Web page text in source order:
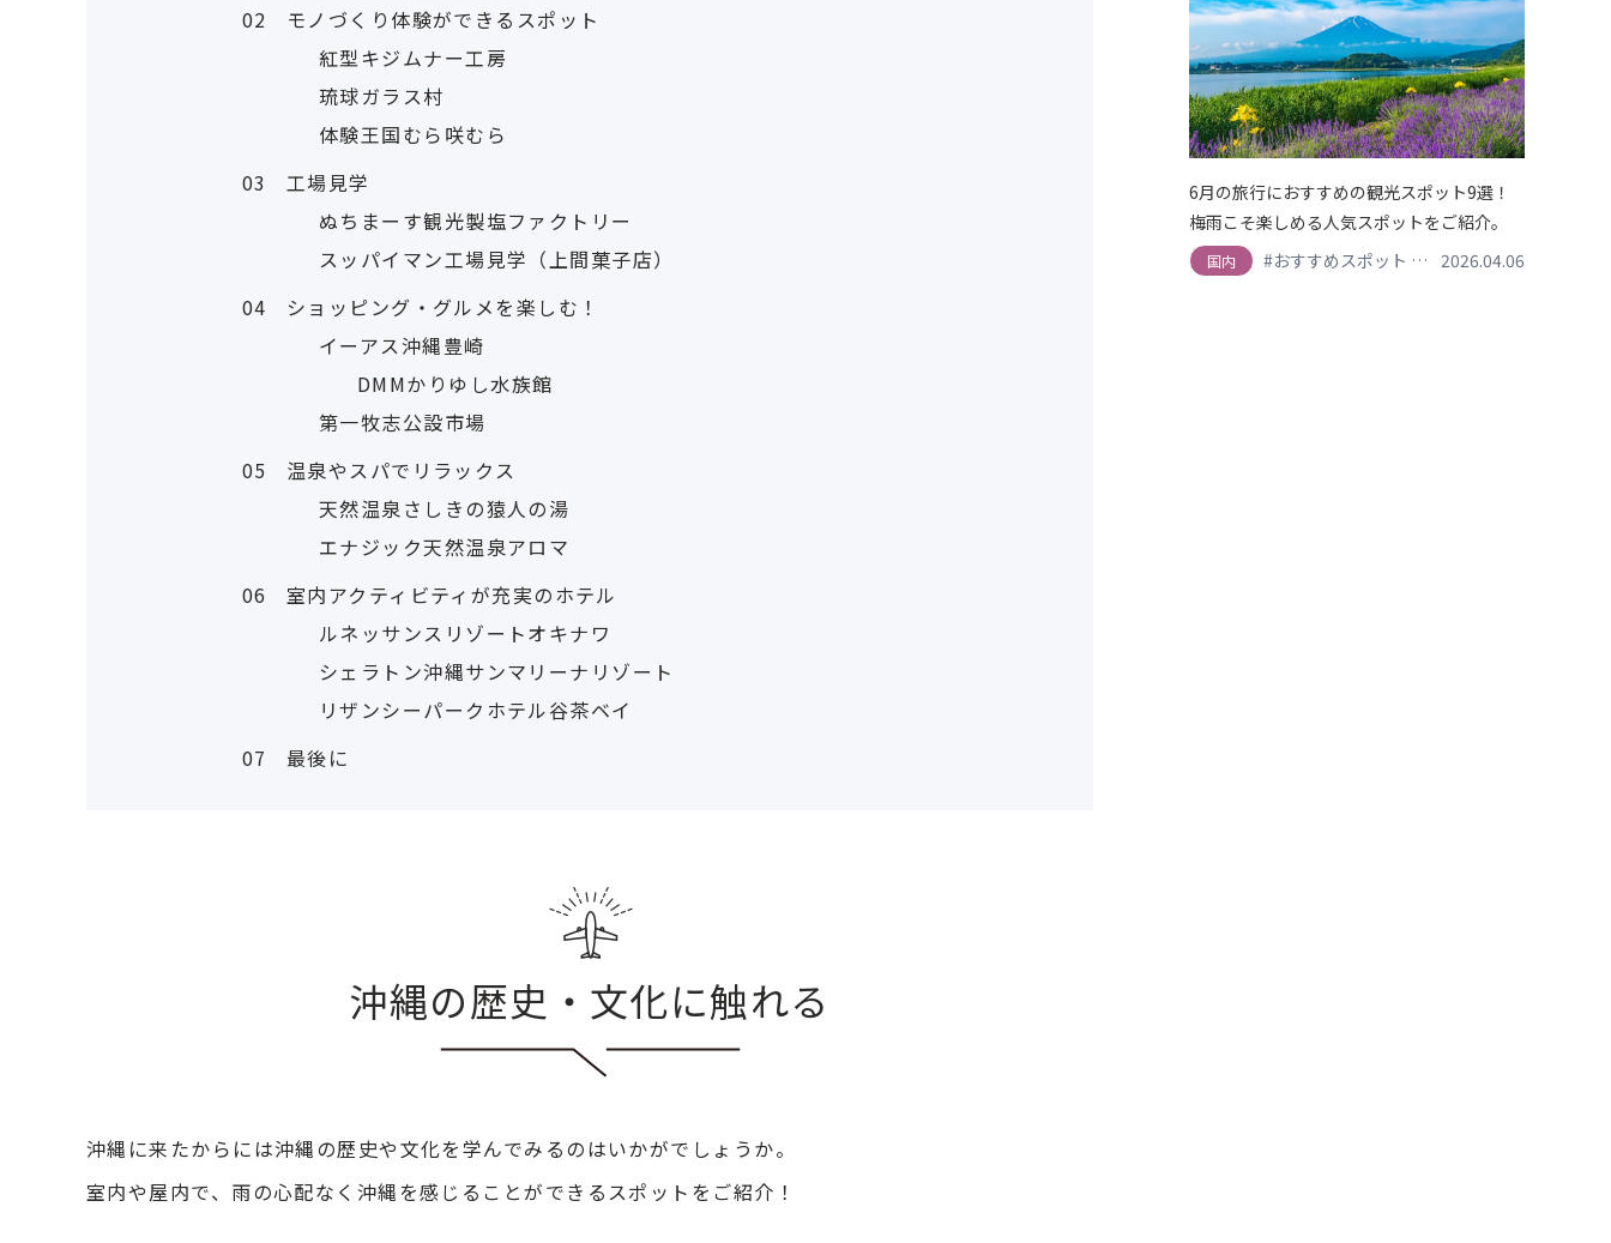
02
モノづくり体験ができるスポット
紅型キジムナー工房
琉球ガラス村
体験王国むら咲むら
03
工場見学
ぬちまーす観光製塩ファクトリー
スッパイマン工場見学（上間菓子店）
04
ショッピング・グルメを楽しむ！
イーアス沖縄豊崎
DMMかりゆし水族館
第一牧志公設市場
05
温泉やスパでリラックス
天然温泉さしきの猿人の湯
エナジック天然温泉アロマ
06
室内アクティビティが充実のホテル
ルネッサンスリゾートオキナワ
シェラトン沖縄サンマリーナリゾート
リザンシーパークホテル谷茶ベイ
07
最後に
沖縄の歴史・文化に触れる
沖縄に来たからには沖縄の歴史や文化を学んでみるのはいかがでしょうか。
室内や屋内で、雨の心配なく沖縄を感じることができるスポットをご紹介！
6月の旅行におすすめの観光スポット9選！
梅雨こそ楽しめる人気スポットをご紹介。
国内 #おすすめスポット #夏 #絶景 #自然
2026.04.06